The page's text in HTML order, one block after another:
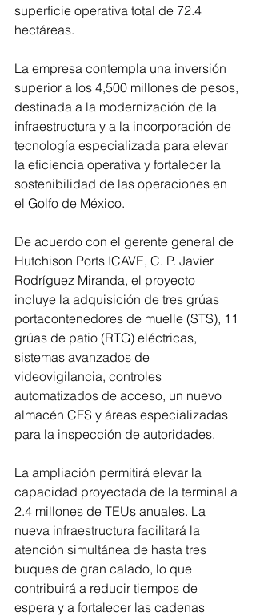
superficie operativa total de 72.4
hectáreas.
La empresa contempla una inversión
superior a los 4,500 millones de pesos,
destinada a la modernización de la
infraestructura y a la incorporación de
tecnología especializada para elevar
la eficiencia operativa y fortalecer la
sostenibilidad de las operaciones en
el Golfo de México.
De acuerdo con el gerente general de
Hutchison Ports ICAVE, C. P. Javier
Rodríguez Miranda, el proyecto
incluye la adquisición de tres grúas
portacontenedores de muelle (STS), 11
grúas de patio (RTG) eléctricas,
sistemas avanzados de
videovigilancia, controles
automatizados de acceso, un nuevo
almacén CFS y áreas especializadas
para la inspección de autoridades.
La ampliación permitirá elevar la
capacidad proyectada de la terminal a
2.4 millones de TEUs anuales. La
nueva infraestructura facilitará la
atención simultánea de hasta tres
buques de gran calado, lo que
contribuirá a reducir tiempos de
espera y a fortalecer las cadenas